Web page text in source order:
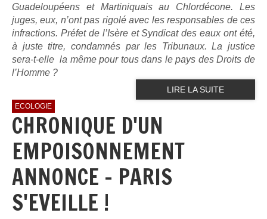
Guadeloupéens et Martiniquais au Chlordécone. Les
juges, eux, n’ont pas rigolé avec les responsables de ces
infractions. Préfet de l’Isère et Syndicat des eaux ont été,
à juste titre, condamnés par les Tribunaux. La justice
sera-t-elle la même pour tous dans le pays des Droits de
l’Homme ?
LIRE LA SUITE
ECOLOGIE
CHRONIQUE D'UN
EMPOISONNEMENT
ANNONCE - PARIS
S'EVEILLE !